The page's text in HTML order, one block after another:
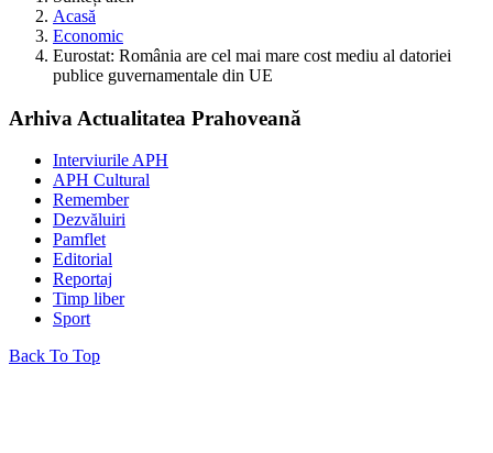
Acasă
Economic
Eurostat: România are cel mai mare cost mediu al datoriei
publice guvernamentale din UE
Arhiva Actualitatea Prahoveană
Interviurile APH
APH Cultural
Remember
Dezvăluiri
Pamflet
Editorial
Reportaj
Timp liber
Sport
Back To Top